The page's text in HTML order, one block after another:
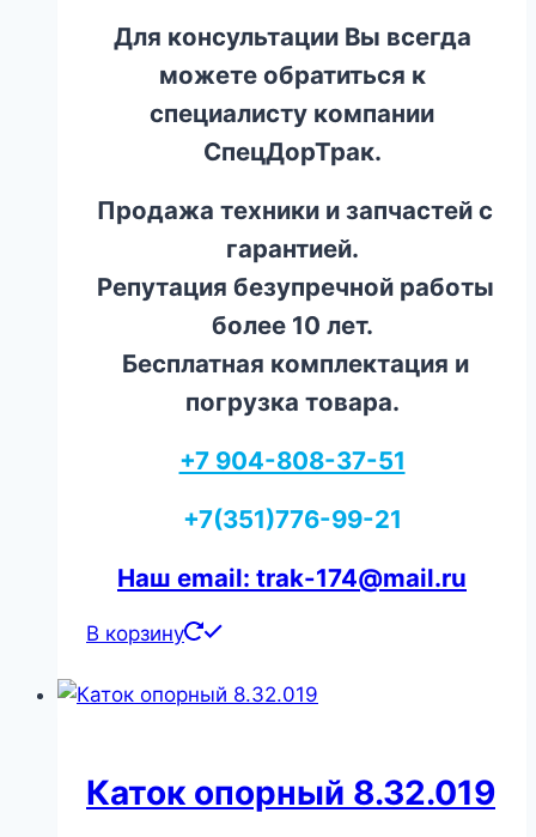
Для консультации Вы всегда
можете обратиться к
специалисту компании
СпецДорТрак.
Продажа техники и запчастей с
гарантией.
Репутация безупречной работы
более 10 лет.
Бесплатная комплектация и
погрузка товара.
+7 904-808-37-51
+7(351)776-99-21
Наш email: trak-174@mail.ru
В корзину
Каток опорный 8.32.019